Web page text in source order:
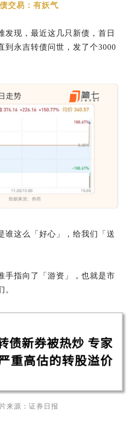
交易：有妖气
发现，最近这几只新债，首日
到永吉转债问世，发了个3000
谁这么「好心」，给我们「送
手指向了「游资」，也就是市
。
来源：证券日报